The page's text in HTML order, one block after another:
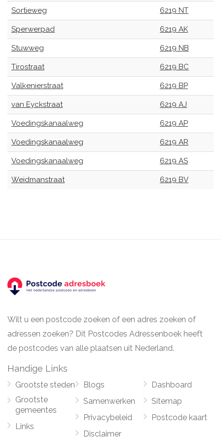
Sortieweg 6219 NT
Sperwerpad 6219 AK
Stuwweg 6219 NB
Tirostraat 6219 BC
Valkenierstraat 6219 BP
van Eyckstraat 6219 AJ
Voedingskanaalweg 6219 AP
Voedingskanaalweg 6219 AR
Voedingskanaalweg 6219 AS
Weidmanstraat 6219 BV
Wilt u een postcode zoeken of een adres zoeken of
adressen zoeken? Dit Postcodes Adressenboek heeft
de postcodes van alle plaatsen uit Nederland.
Handige Links
Grootste steden
Grootste
gemeentes
Links
Blogs
Samenwerken
Privacybeleid
Disclaimer
Dashboard
Sitemap
Postcode kaart